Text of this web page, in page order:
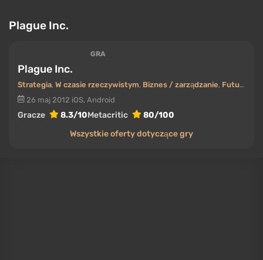
Plague Inc.
GRA
Plague Inc.
Strategia, W czasie rzeczywistym, Biznes / zarządzanie, Futuryzm (Przyszłość)
26 maj 2012 iOS, Android
Gracze 8.3/10Metacritic
80/100
Wszystkie oferty dotyczące gry